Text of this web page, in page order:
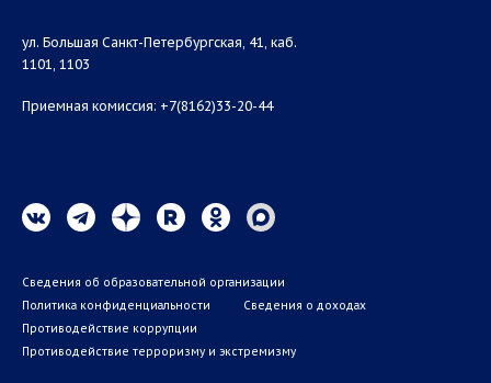
ул. Большая Санкт-Петербургская, 41, каб.
1101, 1103
Приемная комиссия: +7(8162)33-20-44
Сведения об образовательной организации
Политика конфиденциальности
Сведения о доходах
Противодействие коррупции
Противодействие терроризму и экстремизму